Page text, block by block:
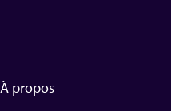
À propos